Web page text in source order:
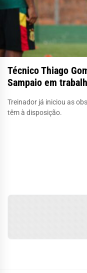
Técnico Thiago
Sampaio em
Treinador já iniciou as
têm à disposição.